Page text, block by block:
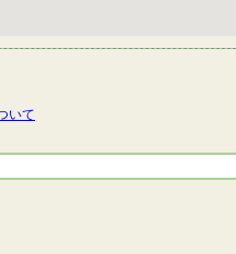
いて